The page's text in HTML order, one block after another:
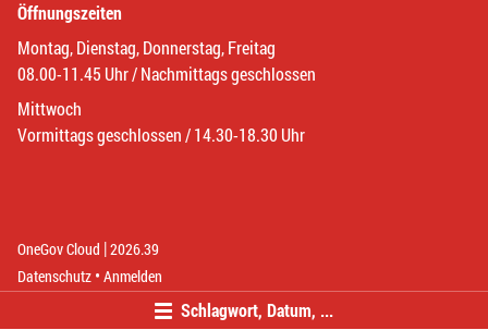
Schlagwort, Datum, ...
Öffnungszeiten
Montag, Dienstag, Donnerstag, Freitag
08.00-11.45 Uhr / Nachmittags geschlossen
Mittwoch
Vormittags geschlossen / 14.30-18.30 Uhr
OneGov Cloud (External Link)
|2026.39
Datenschutz (External Link)
Anmelden